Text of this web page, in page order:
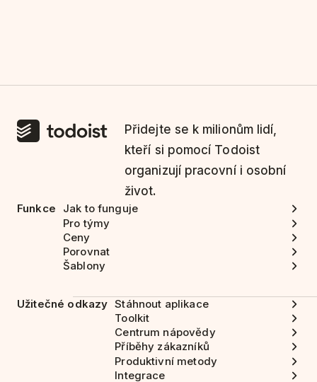
Přidejte se k milionům lidí,
kteří si pomocí Todoist
organizují pracovní i osobní
život.
Funkce
Jak to funguje
Pro týmy
Ceny
Porovnat
Šablony
Užitečné odkazy Stáhnout aplikace
Toolkit
Centrum nápovědy
Příběhy zákazníků
Produktivní metody
Integrace